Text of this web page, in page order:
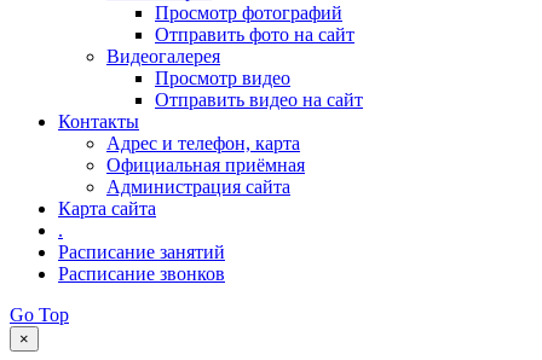
Просмотр фотографий
Отправить фото на сайт
Видеогалерея
Просмотр видео
Отправить видео на сайт
Контакты
Адрес и телефон, карта
Официальная приёмная
Администрация сайта
Карта сайта
.
Расписание занятий
Расписание звонков
Go Top
×